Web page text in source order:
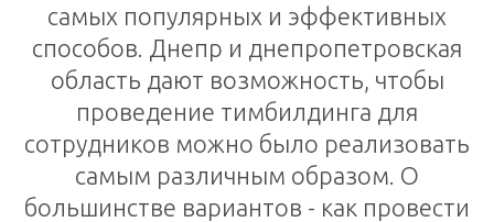
самых популярных и эффективных
способов. Днепр и днепропетровская
область дают возможность, чтобы
проведение тимбилдинга для
сотрудников можно было реализовать
самым различным образом. О
большинстве вариантов - как провести